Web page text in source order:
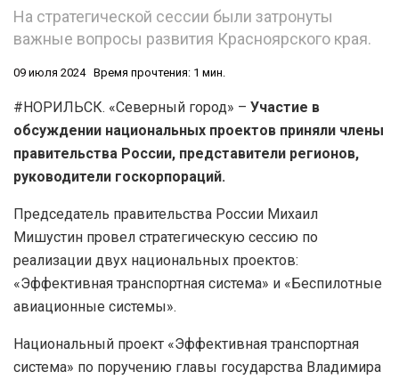
На стратегической сессии были затронуты
важные вопросы развития Красноярского края.
09 июля 2024 Время прочтения: 1 мин.
#НОРИЛЬСК. «Северный город» – Участие в
обсуждении национальных проектов приняли члены
правительства России, представители регионов,
руководители госкорпораций.
Председатель правительства России Михаил
Мишустин провел стратегическую сессию по
реализации двух национальных проектов:
«Эффективная транспортная система» и «Беспилотные
авиационные системы».
Национальный проект «Эффективная транспортная
система» по поручению главы государства Владимира